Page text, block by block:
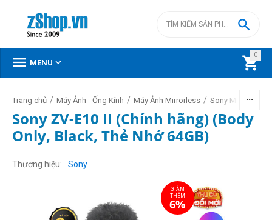
0


 MENU 
Trang chủ / Máy Ảnh - Ống Kính / Máy Ảnh Mirrorless / Sony Mirrorless
Sony ZV-E10 II (Chính hãng) (Body
Only, Black, Thẻ Nhớ 64GB)
Thương hiệu Sony